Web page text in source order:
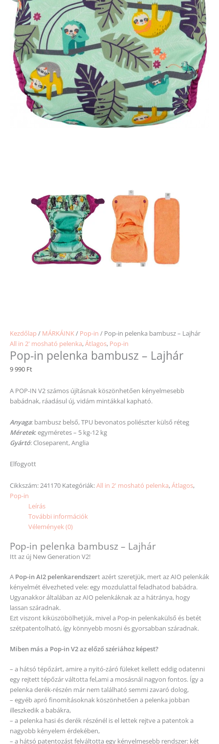
Kezdőlap / MÁRKÁINK/ Pop-in / Pop-in pelenka bambusz – Lajhár
All in 2' mosható pelenka,Átlagos, Pop-in
Pop-in pelenka bambusz – Lajhár
9 990 Ft
A POP-IN V2 számos újításnak köszönhetően kényelmesebb
babádnak, ráadásul új, vidám mintákkal kapható.
Anyaga: bambusz belső, TPU bevonatos poliészter külső réteg
Méretek: egyméretes – 5 kg-12 kg
Gyártó: Closeparent, Anglia
Elfogyott
Cikkszám:241170 Kategóriák:All in 2' mosható pelenka,Átlagos,
Pop-in
Leírás
További információk
Vélemények (0)
Pop-in pelenka bambusz – Lajhár
Itt az új New Generation V2!
A Pop-in AI2 pelenkarendszert azért szeretjük, mert az AIO pelenkák
kényelmét élvezheted vele: egy mozdulattal feladhatod babádra.
Ugyanakkor általában az AIO pelenkáknak az a hátránya, hogy
lassan száradnak.
Ezt viszont kiküszöbölhetjük, mivel a Pop-in pelenkakülső és betét
szétpatentolható, így könnyebb mosni és gyorsabban száradnak.
Miben más a Pop-in V2 az előző szériához képest?
– a hátsó tépőzárt, amire a nyitó-záró füleket kellett eddig odatenni
egy rejtett tépőzár váltotta fel,ami a mosásnál nagyon fontos. Így a
pelenka derék-részén már nem található semmi zavaró dolog,
– egyéb apró finomításoknak köszönhetően a pelenka jobban
illeszkedik a babákra,
– a pelenka hasi és derék részénél is el lettek rejtve a patentok a
nagyobb kényelem érdekében,
– a hátsó patentozást felváltotta egy kényelmesebb rendszer: két